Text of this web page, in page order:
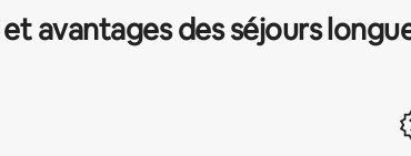
avantages des séjours